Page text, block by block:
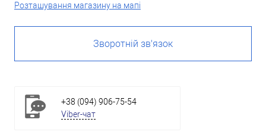
Розташування магазину на мапі
Зворотній зв'язок
+38 (094) 906-75-54
Viber-чат